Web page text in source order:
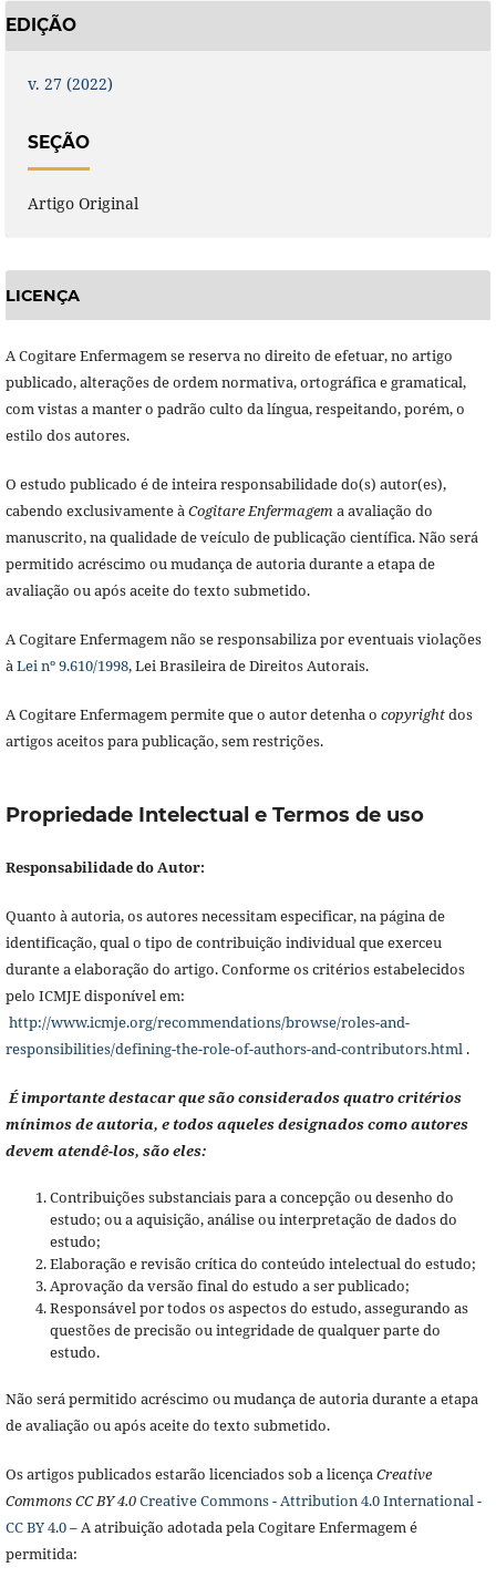
EDIÇÃO
v. 27 (2022)
SEÇÃO
Artigo Original
LICENÇA
A Cogitare Enfermagem se reserva no direito de efetuar, no artigo
publicado, alterações de ordem normativa, ortográfica e gramatical,
com vistas a manter o padrão culto da língua, respeitando, porém, o
estilo dos autores.
O estudo publicado é de inteira responsabilidade do(s) autor(es),
cabendo exclusivamente àCogitare Enfermagema avaliação do
manuscrito, na qualidade de veículo de publicação científica. Não será
permitido acréscimo ou mudança de autoria durante a etapa de
avaliação ou após aceite do texto submetido.
A Cogitare Enfermagem não se responsabiliza por eventuais violações
àLei nº 9.610/1998, Lei Brasileira de Direitos Autorais.
A Cogitare Enfermagem permite que o autor detenha o copyrightdos
artigos aceitos para publicação, sem restrições.
Propriedade Intelectual e Termos de uso
Responsabilidade do Autor:
Quanto à autoria, os autores necessitam especificar, na página de
identificação, qual o tipo de contribuição individual que exerceu
durante a elaboração do artigo. Conforme os critérios estabelecidos
pelo ICMJE disponível em:
http://www.icmje.org/recommendations/browse/roles-and-
responsibilities/defining-the-role-of-authors-and-contributors.html.
É importante destacar que são considerados quatro critérios
mínimos de autoria, e todos aqueles designados como autores
devem atendê-los, são eles:
Contribuições substanciais para a concepção ou desenho do
estudo; ou a aquisição, análise ou interpretação de dados do
estudo;
Elaboração e revisão crítica do conteúdo intelectual do estudo;
Aprovação da versão final do estudo a ser publicado;
Responsável por todos os aspectos do estudo, assegurando as
questões de precisão ou integridade de qualquer parte do
estudo.
Não será permitido acréscimo ou mudança de autoria durante a etapa
de avaliação ou após aceite do texto submetido.
Os artigos publicados estarão licenciados sob a licençaCreative
Commons CC BY 4.0Creative Commons - Attribution 4.0 International -
CC BY 4.0– A atribuição adotada pela Cogitare Enfermagem é
permitida: